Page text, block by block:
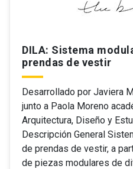
DILA: Sistema
prendas de vestir
Desarrollado por Javiera
junto a Paola Moreno
Arquitectura, Diseño y
Descripción General
de prendas de vestir, a
de piezas modulares de